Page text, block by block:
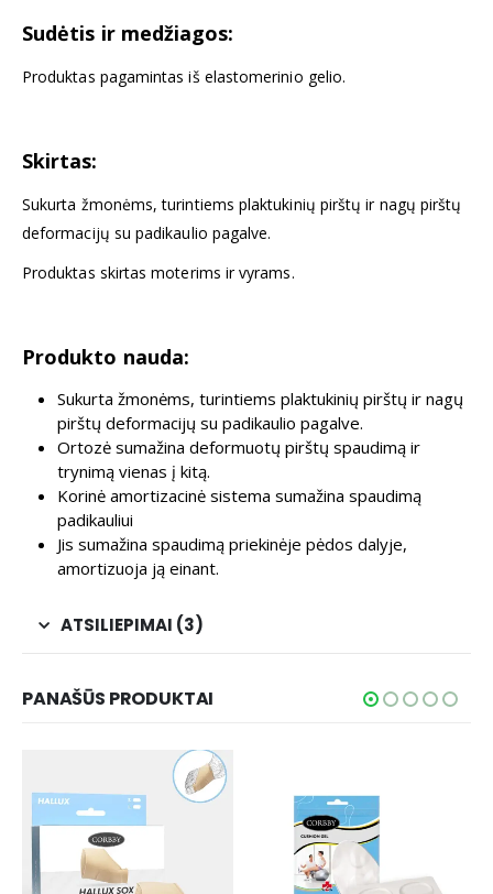
Sudėtis ir medžiagos:
Produktas pagamintas iš elastomerinio gelio.
Skirtas:
Sukurta žmonėms, turintiems plaktukinių pirštų ir nagų pirštų
deformacijų su padikaulio pagalve.
Produktas skirtas moterims ir vyrams.
Produkto nauda:
Sukurta žmonėms, turintiems plaktukinių pirštų ir nagų
pirštų deformacijų su padikaulio pagalve.
Ortozė sumažina deformuotų pirštų spaudimą ir
trynimą vienas į kitą.
Korinė amortizacinė sistema sumažina spaudimą
padikauliui
Jis sumažina spaudimą priekinėje pėdos dalyje,
amortizuoja ją einant.
ATSILIEPIMAI (3)
PANAŠŪS PRODUKTAI